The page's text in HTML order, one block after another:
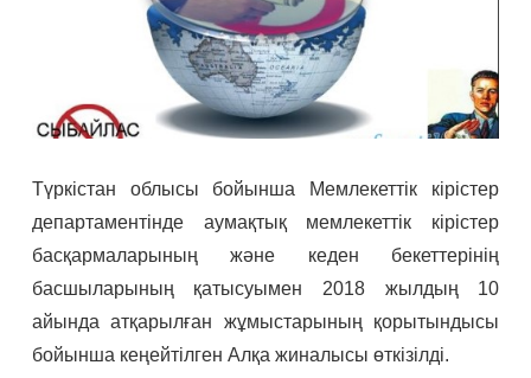
Түркістан облысы бойынша Мемлекеттік кірістер
департаментінде аумақтық мемлекеттік кірістер
басқармаларының және кеден бекеттерінің
басшыларының қатысуымен 2018 жылдың 10
айында атқарылған жұмыстарының қорытындысы
бойынша кеңейтілген Алқа жиналысы өткізілді.